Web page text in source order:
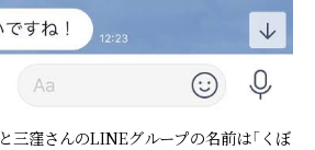
三窪さんのLINEグループの名前は「くぼ